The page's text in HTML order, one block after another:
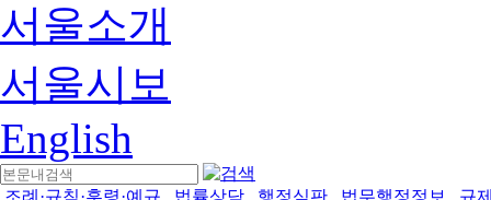
서울소개
서울시보
English
조례·규칙·훈령·예규 법률상담 행정심판 법무행정정보 규